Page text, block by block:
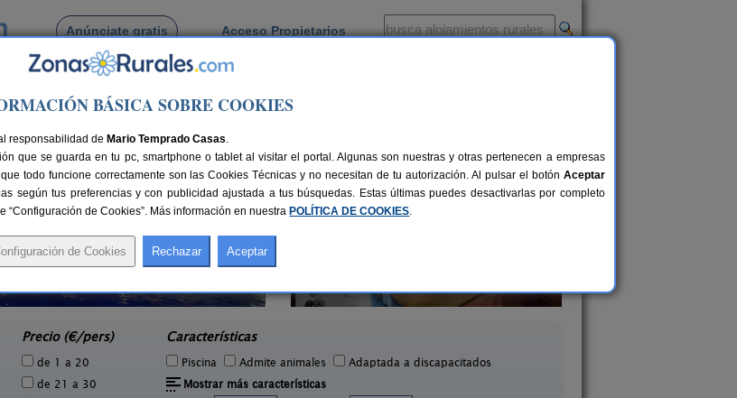
Anúnciate gratis Acceso Propietarios
por pueblo
Casa Rural La Pepita
Precio (€/pers)
de 1 a 20
de 21 a 30
Características
Piscina Admite animales
Adaptada a discapacitados
Mostrar más características
BÁSICA SOBRE COOKIES
responsabilidad de Mario Temprado Casas.
que se guarda en tu pc, smartphone o tablet al visitar el portal. Algunas son nuestras y otras pertenecen a empresas
todo funcione correctamente son las Cookies Técnicas y no necesitan de tu autorización. Al pulsar el botón Aceptar
según tus preferencias y con publicidad ajustada a tus búsquedas. Estas últimas puedes desactivarlas por completo
de Cookies”. Más información en nuestra POLÍTICA DE COOKIES.